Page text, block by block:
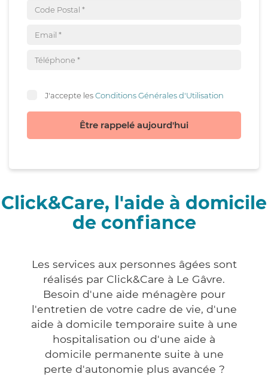
J'accepte lesConditions Générales d'Utilisation
Être rappelé aujourd'hui
Click&Care, l'aide à domicile
de confiance
Les services aux personnes âgées sont
réalisés par Click&Care à Le Gâvre.
Besoin d'une aide ménagère pour
l'entretien de votre cadre de vie, d'une
aide à domicile temporaire suite à une
hospitalisation ou d'une aide à
domicile permanente suite à une
perte d'autonomie plus avancée ?